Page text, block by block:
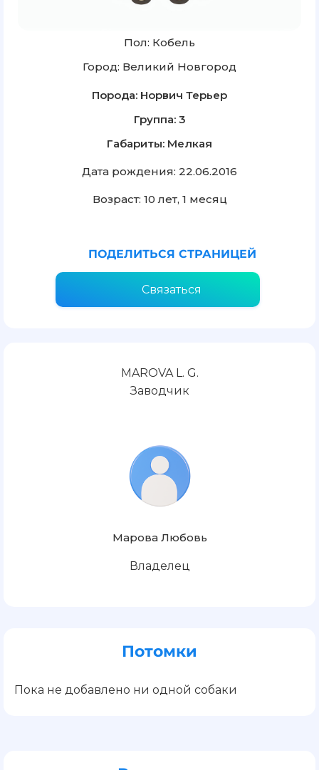
Пол: Кобель
Город: Великий Новгород
Порода: Норвич Терьер
Группа: 3
Габариты: Мелкая
Дата рождения: 22.06.2016
Возраст: 10 лет, 1 месяц
ПОДЕЛИТЬСЯ СТРАНИЦЕЙ
Связаться
MAROVA L. G.
Заводчик
Марова Любовь
Владелец
Потомки
Пока не добавлено ни одной собаки